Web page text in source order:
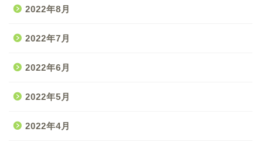
2022年8月
2022年7月
2022年6月
2022年5月
2022年4月